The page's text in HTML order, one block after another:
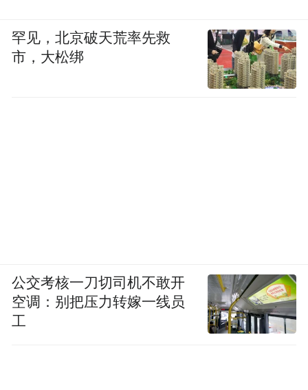
罕见，北京破天荒率先救
市，大松绑
公交考核一刀切司机不敢开
空调：别把压力转嫁一线员
工